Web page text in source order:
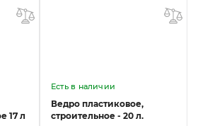
17 л
Есть в наличии
Ведро пластиковое,
строительное - 20 л.